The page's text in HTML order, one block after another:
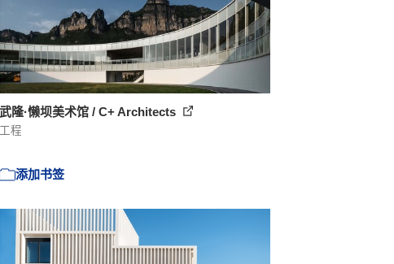
武隆·懒坝美术馆 / C+ Architects
工程
添加书签